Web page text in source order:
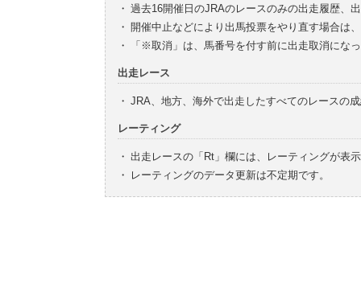
・ 過去16開催日のJRAのレースのみの出走履歴、
・ 開催中止などにより出馬投票をやり直す場合は
・
「※取消」は、馬番号を付す前に出走取消にな
出走レース
・ JRA、地方、海外で出走したすべてのレースの
レーティング
・ 出走レースの「Rt」欄には、レーティングが表
・
レーティングのデータ更新は不定期です。